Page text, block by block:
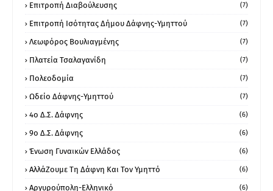
Επιτροπή Διαβούλευσης (7)
Επιτροπή Ισότητας Δήμου Δάφνης-Υμηττού (7)
Λεωφόρος Βουλιαγμένης (7)
Πλατεία Τσαλαγανίδη (7)
Πολεοδομία (7)
Ωδείο Δάφνης-Υμηττού (7)
4ο Δ.Σ. Δάφνης (6)
9ο Δ.Σ. Δάφνης (6)
Ένωση Γυναικών Ελλάδος (6)
ΑλλάΖουμε Τη Δάφνη Και Τον Υμηττό (6)
Αργυρούπολη-Ελληνικό (6)